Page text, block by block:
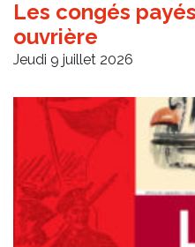
Les congés
ouvrière
Jeudi 9 juillet 2026